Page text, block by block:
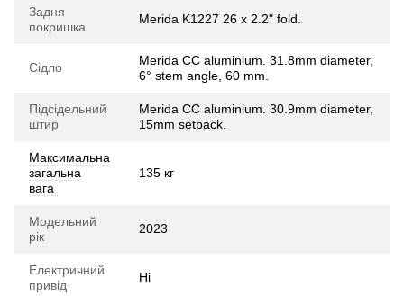
Задня
покришка
Merida K1227 26 x 2.2" fold.
Сідло
Merida CC aluminium. 31.8mm diameter,
6° stem angle, 60 mm.
Підсідельний
штир
Merida CC aluminium. 30.9mm diameter,
15mm setback.
Максимальна
загальна
вага
135 кг
Модельний
рік
2023
Електричний
привід
Ні